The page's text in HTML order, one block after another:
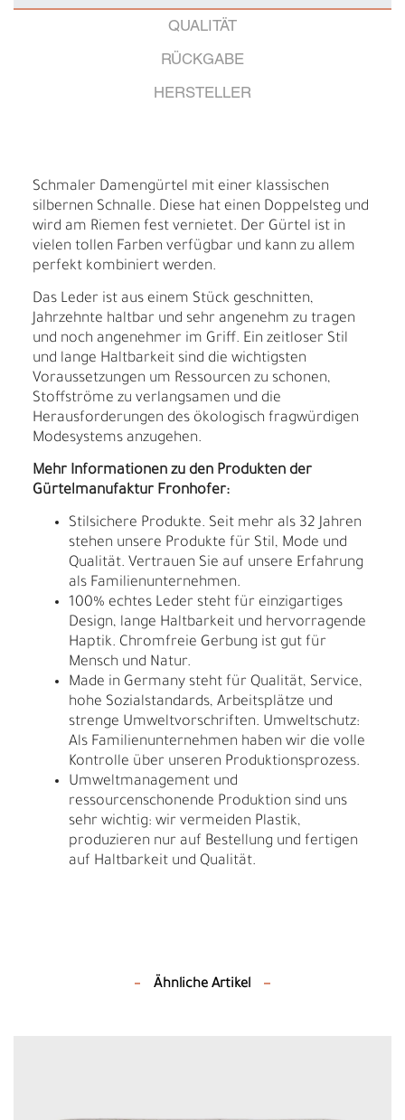
QUALITÄT
RÜCKGABE
HERSTELLER
Schmaler Damengürtel mit einer klassischen
silbernen Schnalle. Diese hat einen Doppelsteg und
wird am Riemen fest vernietet. Der Gürtel ist in
vielen tollen Farben verfügbar und kann zu allem
perfekt kombiniert werden.
Das Leder ist aus einem Stück geschnitten,
Jahrzehnte haltbar und sehr angenehm zu tragen
und noch angenehmer im Griff. Ein zeitloser Stil
und lange Haltbarkeit sind die wichtigsten
Voraussetzungen um Ressourcen zu schonen,
Stoffströme zu verlangsamen und die
Herausforderungen des ökologisch fragwürdigen
Modesystems anzugehen.
Mehr Informationen zu den Produkten der
Gürtelmanufaktur Fronhofer:
Stilsichere Produkte. Seit mehr als 32 Jahren
stehen unsere Produkte für Stil, Mode und
Qualität. Vertrauen Sie auf unsere Erfahrung
als Familienunternehmen.
100% echtes Leder steht für einzigartiges
Design, lange Haltbarkeit und hervorragende
Haptik. Chromfreie Gerbung ist gut für
Mensch und Natur.
Made in Germany steht für Qualität, Service,
hohe Sozialstandards, Arbeitsplätze und
strenge Umweltvorschriften. Umweltschutz:
Als Familienunternehmen haben wir die volle
Kontrolle über unseren Produktionsprozess.
Umweltmanagement und
ressourcenschonende Produktion sind uns
sehr wichtig: wir vermeiden Plastik,
produzieren nur auf Bestellung und fertigen
auf Haltbarkeit und Qualität.
Ähnliche Artikel